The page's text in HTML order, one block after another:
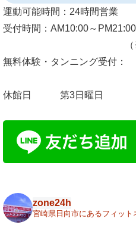
運動可能時間： 24時間営業
受付時間： AM10:00～PM21:00
無料体験・タンニング受付：
休館日 第3日曜日
zone24h
宮崎県日向市にあるフィット